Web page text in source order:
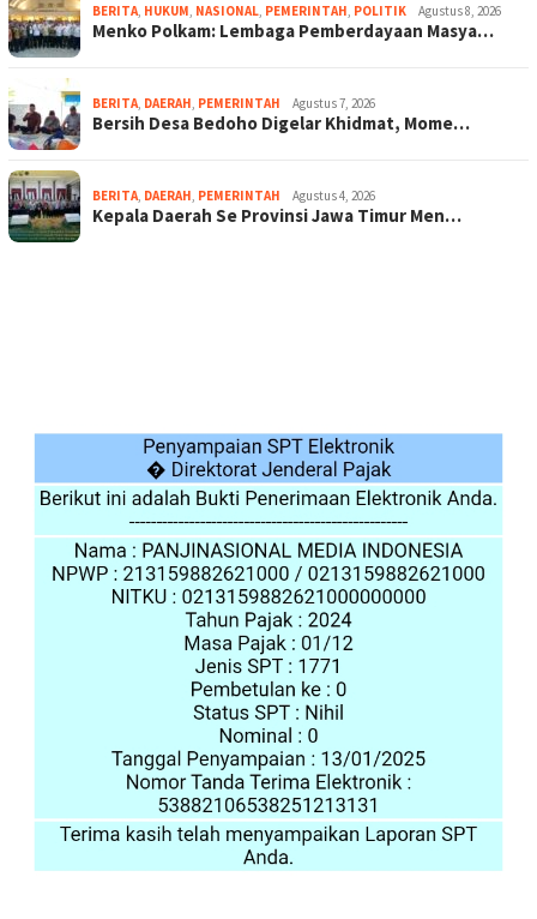
BERITA, HUKUM, NASIONAL, PEMERINTAH, POLITIK Agustus 8, 2026
Menko Polkam: Lembaga Pemberdayaan Masya…
BERITA, DAERAH, PEMERINTAH Agustus 7, 2026
Bersih Desa Bedoho Digelar Khidmat, Mome…
BERITA, DAERAH, PEMERINTAH Agustus 4, 2026
Kepala Daerah Se Provinsi Jawa Timur Men…